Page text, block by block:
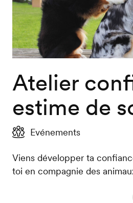
Atelier
estime de
Evénements
Viens développer ta
toi en compagnie des